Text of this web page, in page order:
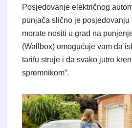
Posjedovanje električnog
punjača slično je posjedovanju
morate nositi u grad na
(Wallbox) omogućuje vam da
tarifu struje i da svako jutro
spremnikom”.